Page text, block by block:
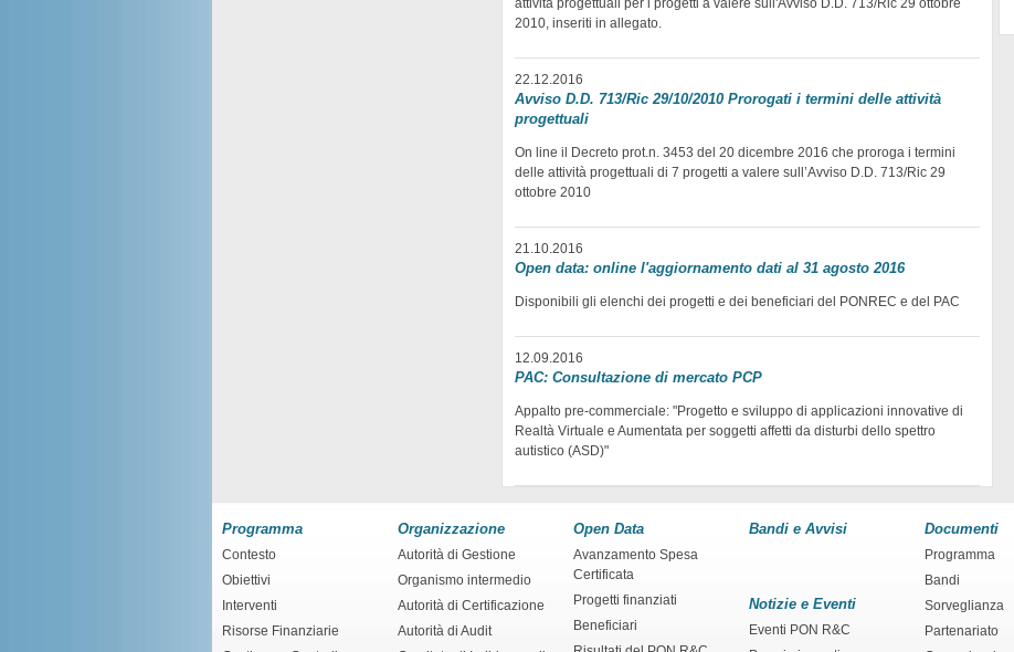
attività progettuali per i progetti a valere sull'Avviso D.D. 713/Ric 29 ottobre
2010, inseriti in allegato.
22.12.2016
Avviso D.D. 713/Ric 29/10/2010 Prorogati i termini delle attività
progettuali
On line il Decreto prot.n. 3453 del 20 dicembre 2016 che proroga i termini
delle attività progettuali di 7 progetti a valere sull’Avviso D.D. 713/Ric 29
ottobre 2010
21.10.2016
Open data: online l'aggiornamento dati al 31 agosto 2016
Disponibili gli elenchi dei progetti e dei beneficiari del PONREC e del PAC
12.09.2016
PAC: Consultazione di mercato PCP
Appalto pre-commerciale: "Progetto e sviluppo di applicazioni innovative di
Realtà Virtuale e Aumentata per soggetti affetti da disturbi dello spettro
autistico (ASD)"
Programma
Contesto
Obiettivi
Interventi
Risorse Finanziarie
Organizzazione
Autorità di Gestione
Organismo intermedio
Autorità di Certificazione
Autorità di Audit
Open Data
Avanzamento Spesa
Certificata
Progetti finanziati
Beneficiari
Bandi e Avvisi
Notizie e Eventi
Eventi PON R&C
Documenti
Programma
Bandi
Sorveglianza
Partenariato